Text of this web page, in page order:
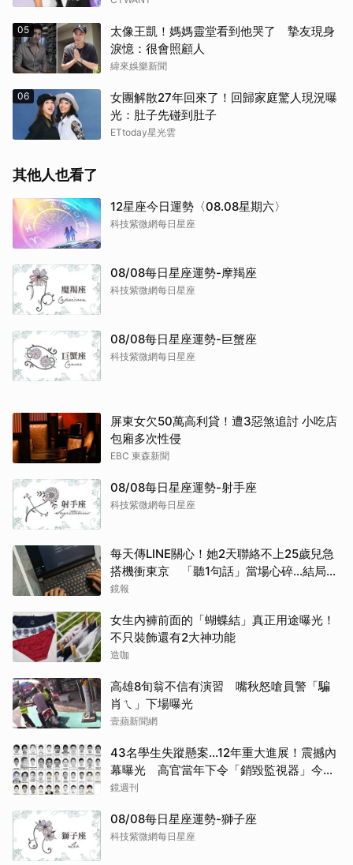
05
太像王凱！媽媽靈堂看到他哭了 摯友現身
淚憶：很會照顧人
緯來娛樂新聞
06
女團解散27年回來了！回歸家庭驚人現況曝
光：肚子先碰到肚子
ETtoday星光雲
其他人也看了
12星座今日運勢〈08.08星期六〉
科技紫微網每日星座
08/08每日星座運勢-摩羯座
科技紫微網每日星座
08/08每日星座運勢-巨蟹座
科技紫微網每日星座
屏東女欠50萬高利貸！遭3惡煞追討 小吃店
包廂多次性侵
EBC 東森新聞
08/08每日星座運勢-射手座
科技紫微網每日星座
每天傳LINE關心！她2天聯絡不上25歲兒急
搭機衝東京 「聽1句話」當場心碎...結局看
哭網
鏡報
女生內褲前面的「蝴蝶結」真正用途曝光！
不只裝飾還有2大神功能
造咖
高雄8旬翁不信有演習 嘴秋怒嗆員警「騙
肖ㄟ」下場曝光
壹蘋新聞網
43名學生失蹤懸案...12年重大進展！震撼內
幕曝光 高官當年下令「銷毀監視器」今遭
逮
鏡週刊
08/08每日星座運勢-獅子座
科技紫微網每日星座